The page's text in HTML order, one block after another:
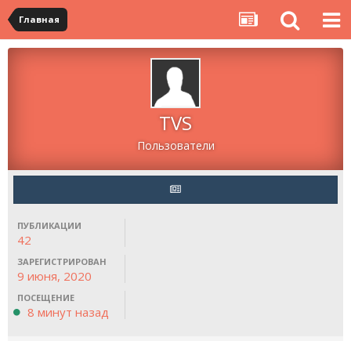
Главная
TVS
Пользователи
ПУБЛИКАЦИИ
42
ЗАРЕГИСТРИРОВАН
9 июня, 2020
ПОСЕЩЕНИЕ
8 минут назад